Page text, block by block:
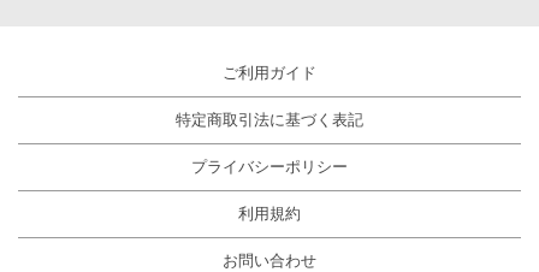
ご利用ガイド
特定商取引法に基づく表記
プライバシーポリシー
利用規約
お問い合わせ